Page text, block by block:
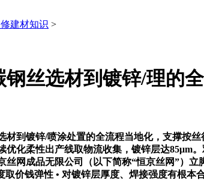
建材知识 >
钢丝选材到镀锌/理的
镀锌/喷涂处置的全流程当地化，支撑按丝
优化柔性出产线取物流收集，镀锌层达85μm
丝网成品无限公司（以下简称“恒京丝网”）
取价钱弹性 • 对镀锌层厚度、焊接强度有根